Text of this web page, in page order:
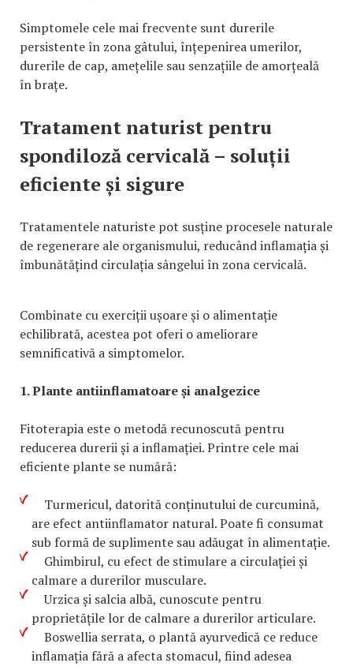
Simptomele cele mai frecvente sunt durerile
persistente în zona gâtului, înțepenirea umerilor,
durerile de cap, amețelile sau senzațiile de amorțeală
în brațe.
Tratament naturist pentru
spondiloză cervicală – soluții
eficiente și sigure
Tratamentele naturiste pot susține procesele naturale
de regenerare ale organismului, reducând inflamația și
îmbunătățind circulația sângelui în zona cervicală.
Combinate cu exerciții ușoare și o alimentație
echilibrată, acestea pot oferi o ameliorare
semnificativă a simptomelor.
1. Plante antiinflamatoare și analgezice
Fitoterapia este o metodă recunoscută pentru
reducerea durerii și a inflamației. Printre cele mai
eficiente plante se numără:
Turmericul, datorită conținutului de curcumină,
are efect antiinflamator natural. Poate fi consumat
sub formă de suplimente sau adăugat în alimentație.
Ghimbirul, cu efect de stimulare a circulației și
calmare a durerilor musculare.
Urzica și salcia albă, cunoscute pentru
proprietățile lor de calmare a durerilor articulare.
Boswellia serrata, o plantă ayurvedică ce reduce
inflamația fără a afecta stomacul, fiind adesea